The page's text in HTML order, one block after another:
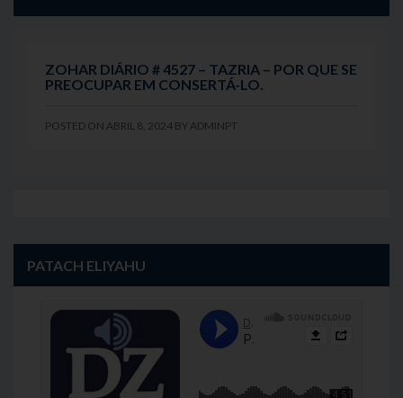
ZOHAR DIÁRIO # 4527 – TAZRIA – POR QUE SE
PREOCUPAR EM CONSERTÁ-LO.
POSTED ON ABRIL 8, 2024 BY ADMINPT
PATACH ELIYAHU